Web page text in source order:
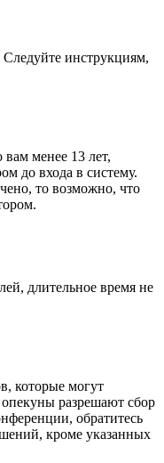
Следуйте инструкциям,
менее 13 лет,
до входа в систему.
то возможно, что
длительное время не
которые могут
разрешают сбор
обратитесь
кроме указанных